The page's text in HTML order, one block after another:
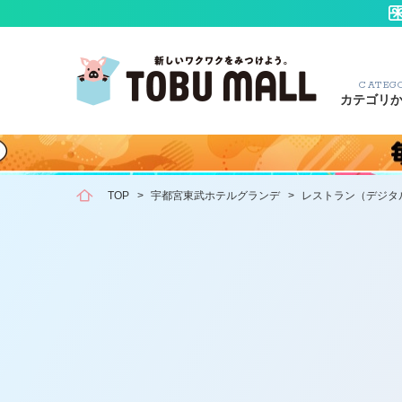
カテゴリ
TOP > 宇都宮東武ホテルグランデ > レストラン（デジタ